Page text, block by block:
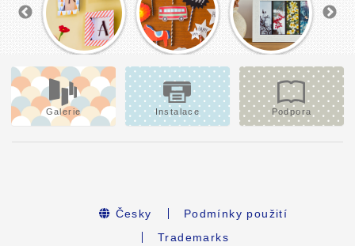
Galerie Instalace Podpora
Česky
Podmínky použití
Trademarks